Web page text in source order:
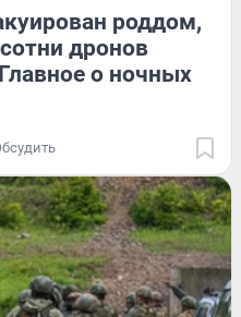
роддом,
дронов
о ночных